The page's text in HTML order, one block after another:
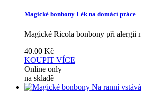
Magické bonbony Lék na domácí práce
Magické Ricola bonbony při alergii
40.00 Kč
KOUPIT VÍCE
Online only
na skladě